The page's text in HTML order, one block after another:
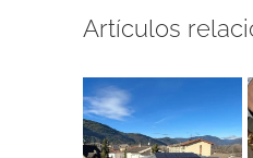
Artículos